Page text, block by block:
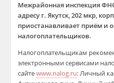
Межрайонная инспекция
адресу г. Якутск, 202 мкр,
приостанавливает приём и
налогоплательщиков.
Налогоплательщикам
электронными сервисами
сайтеwww.nalog.ru: Личный